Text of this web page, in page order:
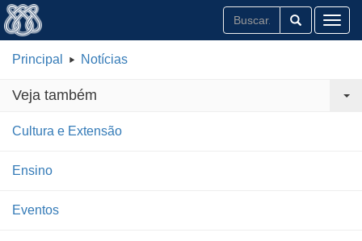
Principal Notícias
Veja também
Cultura e Extensão
Ensino
Eventos